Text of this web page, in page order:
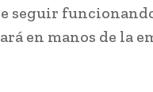
seguir
en manos de la